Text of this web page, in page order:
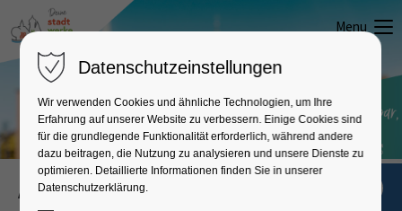
Menu
Aktuelles
Datenschutzeinstellungen
Wir verwenden Cookies und ähnliche Technologien, um Ihre
Erfahrung auf unserer Website zu verbessern. Einige Cookies sind
für die grundlegende Funktionalität erforderlich, während andere
dazu beitragen, die Nutzung zu analysieren und unsere Dienste zu
optimieren. Detaillierte Informationen finden Sie in unserer
Datenschutzerklärung.